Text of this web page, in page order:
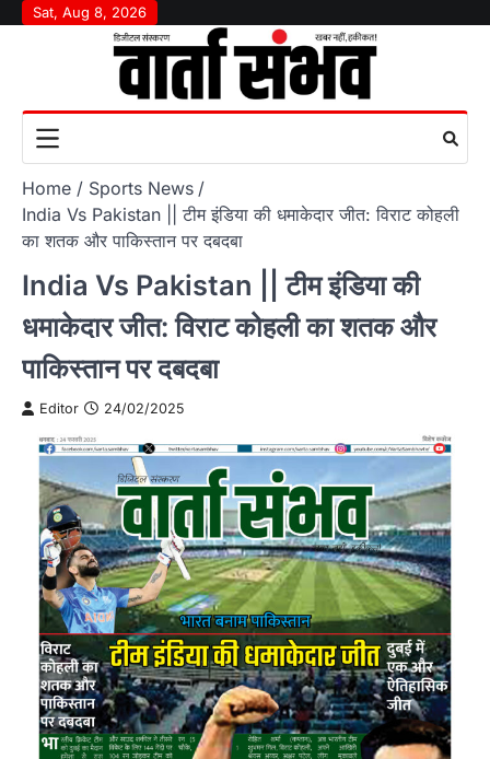
SkipSat, Aug 8, 2026
Home
Sports News
India Vs Pakistan || टीम इंडिया की धमाकेदार जीत: विराट कोहली
का शतक और पाकिस्तान पर दबदबा
India Vs Pakistan || टीम इंडिया की
धमाकेदार जीत: विराट कोहली का शतक और
पाकिस्तान पर दबदबा
Editor 24/02/2025